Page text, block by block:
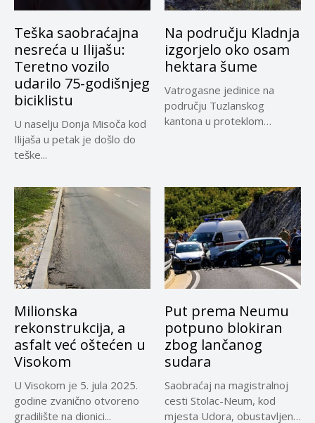
Teška saobraćajna
nesreća u Ilijašu:
Teretno vozilo
udarilo 75-godišnjeg
biciklistu
U naselju Donja Misoča kod
Ilijaša u petak je došlo do
teške...
Na području Kladnja
izgorjelo oko osam
hektara šume
Vatrogasne jedinice na
području Tuzlanskog
kantona u proteklom
Milionska
rekonstrukcija, a
asfalt već oštećen u
Visokom
U Visokom je 5. jula 2025.
godine zvanično otvoreno
gradilište na dionici...
Put prema Neumu
potpuno blokiran
zbog lančanog
sudara
Saobraćaj na magistralnoj
cesti Stolac-Neum, kod
mjesta Udora, obustavljen